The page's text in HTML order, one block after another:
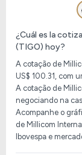
¿Cuál es la
(TIGO) hoy?
A cotação de
US$ 100.31, com
A cotação de
negociando na
Acompanhe o
de Millicom
Ibovespa e